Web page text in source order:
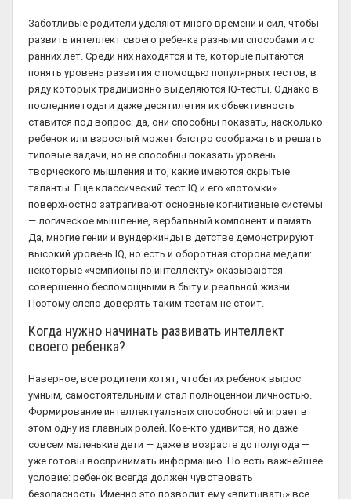
Заботливые родители уделяют много времени и сил, чтобы
развить интеллект своего ребенка разными способами и с
ранних лет. Среди них находятся и те, которые пытаются
понять уровень развития с помощью популярных тестов, в
ряду которых традиционно выделяются IQ-тесты. Однако в
последние годы и даже десятилетия их объективность
ставится под вопрос: да, они способны показать, насколько
ребенок или взрослый может быстро соображать и решать
типовые задачи, но не способны показать уровень
творческого мышления и то, какие имеются скрытые
таланты. Еще классический тест IQ и его «потомки»
поверхностно затрагивают основные когнитивные системы
— логическое мышление, вербальный компонент и память.
Да, многие гении и вундеркинды в детстве демонстрируют
высокий уровень IQ, но есть и оборотная сторона медали:
некоторые «чемпионы по интеллекту» оказываются
совершенно беспомощными в быту и реальной жизни.
Поэтому слепо доверять таким тестам не стоит.
Когда нужно начинать развивать интеллект
своего ребенка?
Наверное, все родители хотят, чтобы их ребенок вырос
умным, самостоятельным и стал полноценной личностью.
Формирование интеллектуальных способностей играет в
этом одну из главных ролей. Кое-кто удивится, но даже
совсем маленькие дети — даже в возрасте до полугода —
уже готовы воспринимать информацию. Но есть важнейшее
условие: ребенок всегда должен чувствовать
безопасность. Именно это позволит ему «впитывать» все